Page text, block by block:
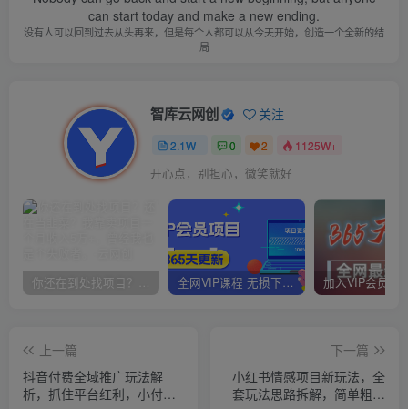
can start today and make a new ending.
没有人可以回到过去从头再来，但是每个人都可以从今天开始，创造一个全新的结
局
智库云网创 关注
2.1W+ 0 2 1125W+
开心点，别担心，微笑就好
你还在到处找项目？还在当韭菜？我靠卖项目一个月收入5万+，曾经我也是个失败者。 全网VIP课程 无损下载~
上一篇
抖音付费全域推广玩法解
析，抓住平台红利，小付费
下一篇
小红书情感项目新玩法，全
套玩法思路拆解，简单粗暴